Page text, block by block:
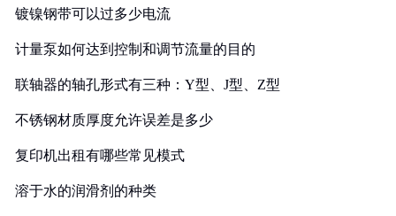
镀镍钢带可以过多少电流
计量泵如何达到控制和调节流量的目的
联轴器的轴孔形式有三种：Y型、J型、Z型
不锈钢材质厚度允许误差是多少
复印机出租有哪些常见模式
溶于水的润滑剂的种类